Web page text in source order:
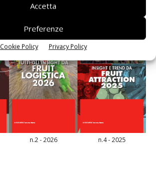
Accetta
Preferenze
Cookie Policy Privacy Policy
n.2 - 2026 n.4 - 2025